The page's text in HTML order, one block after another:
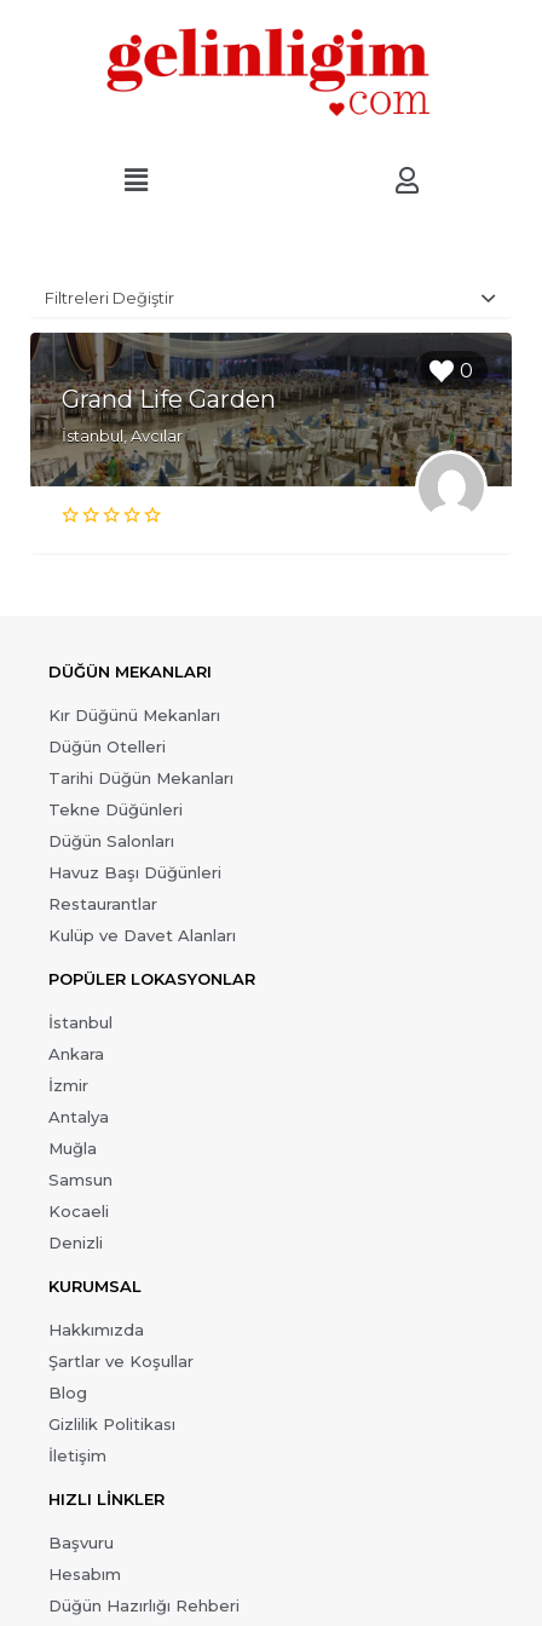
Filtreleri Değiştir
0
Grand Life Garden
İstanbul, Avcılar
DÜĞÜN MEKANLARI
Kır Düğünü Mekanları
Düğün Otelleri
Tarihi Düğün Mekanları
Tekne Düğünleri
Düğün Salonları
Havuz Başı Düğünleri
Restaurantlar
Kulüp ve Davet Alanları
POPÜLER LOKASYONLAR
İstanbul
Ankara
İzmir
Antalya
Muğla
Samsun
Kocaeli
Denizli
KURUMSAL
Hakkımızda
Şartlar ve Koşullar
Blog
Gizlilik Politikası
İletişim
HIZLI LİNKLER
Başvuru
Hesabım
Düğün Hazırlığı Rehberi